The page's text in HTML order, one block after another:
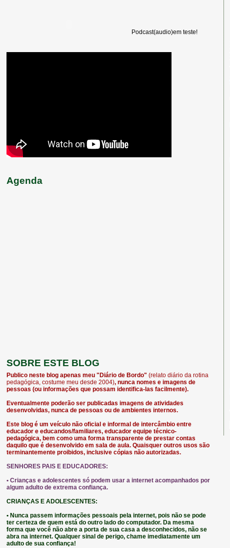
Podcast(audio)em teste!
Agenda
SOBRE ESTE BLOG
Publico neste blog apenas meu "Diário de Bordo" (relato diário da rotina
pedagógica, costume meu desde 2004), nunca nomes e imagens de
pessoas (ou informações que possam identifica-las facilmente).
Eventualmente poderão ser publicadas imagens de atividades
desenvolvidas, nunca de pessoas ou de ambientes internos.
Este blog é um veículo não oficial e informal de intercâmbio entre
educador e educandos/familiares, educador equipe técnico-
pedagógica, bem como uma forma transparente de prestar contas
daquilo que é desenvolvido em sala de aula. Quaisquer outros usos são
terminantemente proibidos, inclusive cópias não autorizadas.
SENHORES PAIS E EDUCADORES:
• Crianças e adolescentes só podem usar a internet acompanhados por
algum adulto de extrema confiança.
CRIANÇAS E ADOLESCENTES:
• Nunca passem informações pessoais pela internet, pois não se pode
ter certeza de quem está do outro lado do computador. Da mesma
forma que você não abre a porta de sua casa a desconhecidos, não se
abra na internet. Qualquer sinal de perigo, chame imediatamente um
adulto de sua confiança!